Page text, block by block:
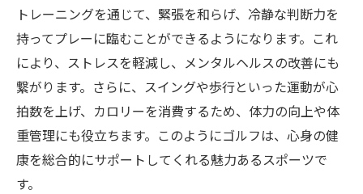
ゴルフを通じたコミュニケーションのスキ
ル
ゴルフ仲間との絆が技術向上に与える影響
人間関係がゴルフスキルに及ぼすポジティ
ブな影響
仲間と切磋琢磨することで得られる成長
ゴルフレッスンがもたらす社会的つながり
トレーニングを通じて、緊張を和らげ、冷静な判断力を
持ってプレーに臨むことができるようになります。これ
により、ストレスを軽減し、メンタルヘルスの改善にも
繋がります。さらに、スイングや歩行といった運動が心
拍数を上げ、カロリーを消費するため、体力の向上や体
重管理にも役立ちます。このようにゴルフは、心身の健
康を総合的にサポートしてくれる魅力あるスポーツで
す。